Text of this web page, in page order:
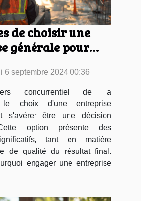
de choisir une
générale pour
6 septembre 2024 00:36
concurrentiel de la
le choix d'une entreprise
s'avérer être une décision
option présente des
tant en matière
de qualité du résultat final.
engager une entreprise